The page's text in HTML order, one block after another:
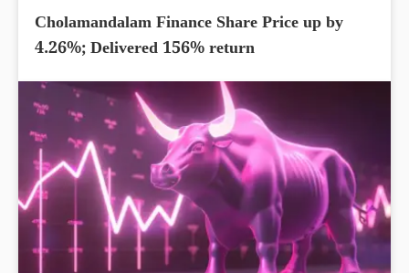
Cholamandalam Finance Share Price up by
4.26%; Delivered 156% return